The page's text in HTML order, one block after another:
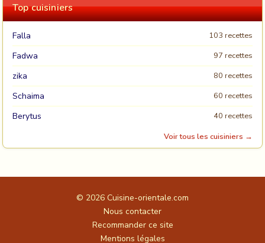
Top cuisiniers
Falla 103 recettes
Fadwa 97 recettes
zika 80 recettes
Schaima 60 recettes
Berytus
40 recettes
Voir tous les cuisiniers →
© 2026 Cuisine-orientale.com
Nous contacter
Recommander ce site
Mentions légales